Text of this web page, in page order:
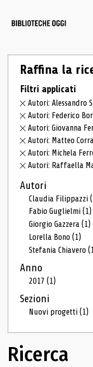
Raffina la
Filtri applicati
Autori: Alessandro
Autori: Federico
Autori: Giovanna
Autori: Matteo
Autori: Michela
Autori: Raffaella
Autori
Claudia Filippazzi
Fabio Guglielmi(1)
Giorgio Gazzera(1)
Lorella Bono(1)
Stefania Chiavero
Anno
2017(1)
Sezioni
Nuovi progetti(1)
Ricerca